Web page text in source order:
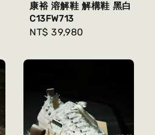
康裕 溶解鞋 解構鞋 黑白
C13FW713
Regular
NT$ 39,980